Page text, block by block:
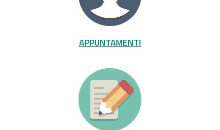
APPUNTAMENTI